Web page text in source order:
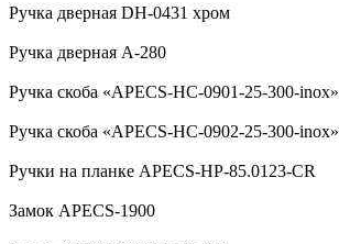
Ручка дверная DH-0431 хром
Ручка дверная А-280
Ручка скоба «APECS-HC-0901-25-300-inox»
Ручка скоба «APECS-HC-0902-25-300-inox»
Ручки на планке APECS-HP-85.0123-CR
Замок APECS-1900